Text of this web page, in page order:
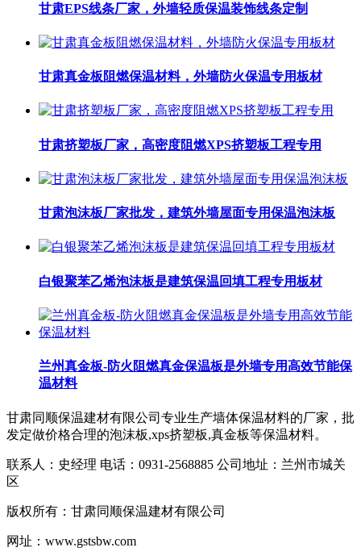
甘肃EPS线条厂家，外墙轻质保温装饰线条定制
甘肃真金板阻燃保温材料，外墙防火保温专用板材
甘肃挤塑板厂家，高密度阻燃XPS挤塑板工程专用
甘肃泡沫板厂家批发，建筑外墙屋面专用保温泡沫板
白银聚苯乙烯泡沫板是建筑保温回填工程专用板材
兰州真金板-防火阻燃真金保温板是外墙专用高效节能保
温材料​
甘肃同顺保温建材有限公司专业生产墙体保温材料的厂家，批
发定做价格合理的泡沫板,xps挤塑板,真金板等保温材料。
联系人：史经理 电话：0931-2568885 公司地址：兰州市城关
区
版权所有：甘肃同顺保温建材有限公司
网址：www.gstsbw.com